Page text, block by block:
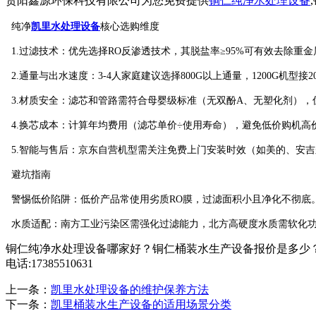
纯净凯里水处理设备核心选购维度
‌1.过滤技术‌：优先选择RO反渗透技术，其脱盐率≥95%可有效去除重
‌2.通量与出水速度‌：3-4人家庭建议选择800G以上通量，1200G机型
3.材质安全‌：滤芯和管路需符合母婴级标准（无双酚A、无塑化剂）
‌4.换芯成本‌：计算年均费用（滤芯单价÷使用寿命），避免低价购机
5.智能与售后‌：京东自营机型需关注免费上门安装时效（如美的、安
避坑指南
警惕低价陷阱‌：低价产品常使用劣质RO膜，过滤面积小且净化不彻底‌
水质适配‌：南方工业污染区需强化过滤能力，北方高硬度水质需软化
铜仁纯净水处理设备哪家好？铜仁桶装水生产设备报价是多
电话:17385510631
上一条： 凯里水处理设备的维护保养方法
下一条： 凯里桶装水生产设备的适用场景分类